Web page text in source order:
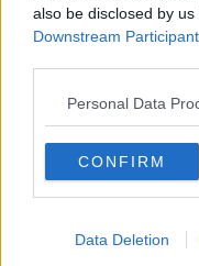
also be disclosed by
Downstream
Personal Data
CONFIRM
Data Deletion
Croce Bianca Arezzo e
Se vuoi leggere le notizie